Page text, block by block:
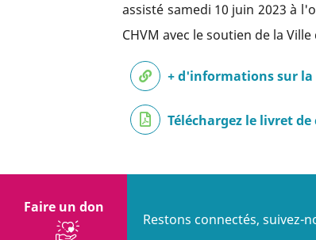
assisté samedi 10 juin 2023 à
CHVM avec le soutien de la
+ d'informations sur la
Téléchargez le livret
Faire un don
Restons connectés, suivez-